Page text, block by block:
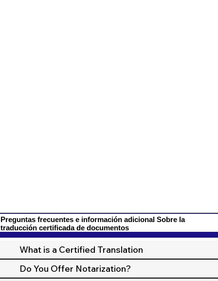
Preguntas frecuentes e información adicional Sobre la
traducción certificada de documentos
What is a Certified Translation
Do You Offer Notarization?